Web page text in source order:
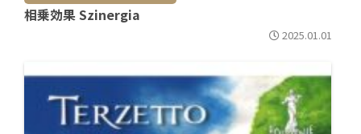
相乗効果 Szinergia
2025.01.01